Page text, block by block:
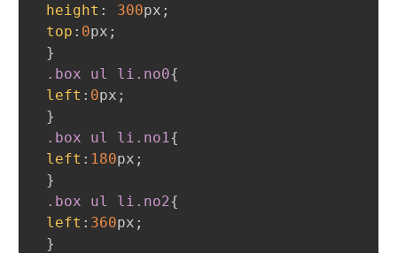
height : 300px ;
top : 0px ;
}
.box ul li .no0{
left : 0px ;
}
.box ul li .no1 {
left : 180px ;
}
.box ul li .no2{
left : 360px ;
}